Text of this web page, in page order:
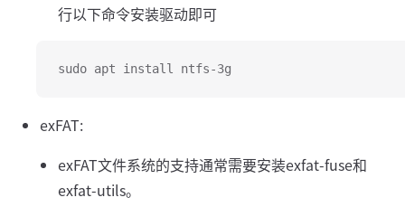
行以下命令安装驱动即可
sudo apt install ntfs-3g
exFAT:
exFAT文件系统的支持通常需要安装exfat-fuse和
exfat-utils。